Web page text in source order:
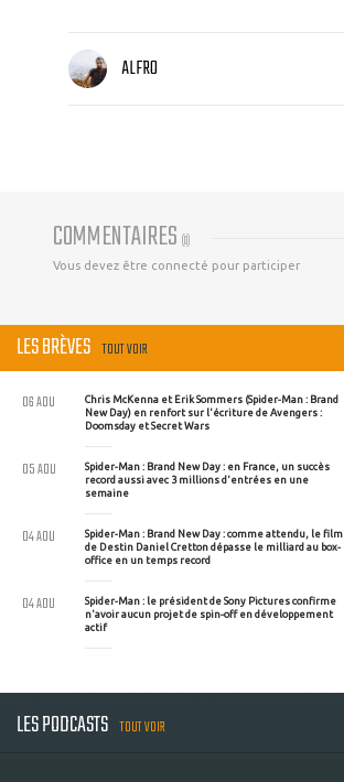
ALFRO
COMMENTAIRES (0)
Vous devez être connecté pour participer
LES BRÈVES TOUT VOIR
Chris McKenna et Erik Sommers (Spider-Man : Brand
New Day) en renfort sur l'écriture de Avengers :
Doomsday et Secret Wars
06 AOU
Spider-Man : Brand New Day : en France, un succès
record aussi avec 3 millions d'entrées en une
semaine
05 AOU
Spider-Man : Brand New Day : comme attendu, le film
de Destin Daniel Cretton dépasse le milliard au box-
office en un temps record
04 AOU
Spider-Man : le président de Sony Pictures confirme
n'avoir aucun projet de spin-off en développement
actif
04 AOU
LES PODCASTS TOUT VOIR